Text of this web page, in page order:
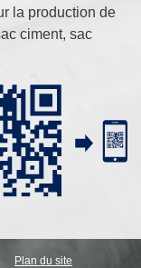
la production de
ciment, sac
Plan du site